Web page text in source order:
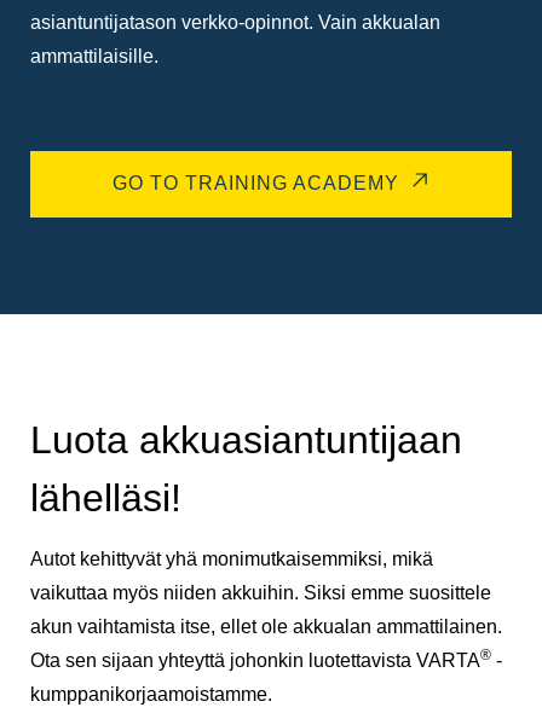
asiantuntijatason verkko-opinnot. Vain akkualan
ammattilaisille.
GO TO TRAINING ACADEMY
Luota akkuasiantuntijaan
lähelläsi!
Autot kehittyvät yhä monimutkaisemmiksi, mikä
vaikuttaa myös niiden akkuihin. Siksi emme suosittele
akun vaihtamista itse, ellet ole akkualan ammattilainen.
Ota sen sijaan yhteyttä johonkin luotettavista VARTA® -
kumppanikorjaamoistamme.